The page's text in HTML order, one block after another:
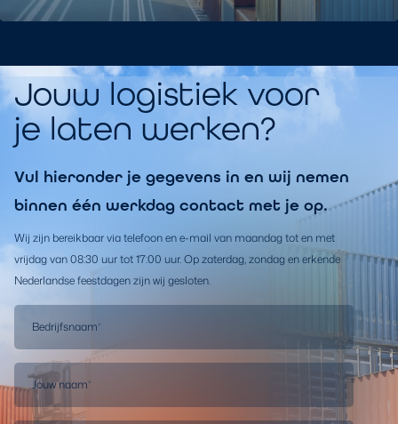
Jouw logistiek voor
je laten werken?
Vul hieronder je gegevens in en wij nemen
binnen één werkdag contact met je op.
Wij zijn bereikbaar via telefoon en e-mail van maandag tot en met
vrijdag van 08:30 uur tot 17:00 uur. Op zaterdag, zondag en erkende
Nederlandse feestdagen zijn wij gesloten.
Bedrijfsnaam*
Jouw naam*